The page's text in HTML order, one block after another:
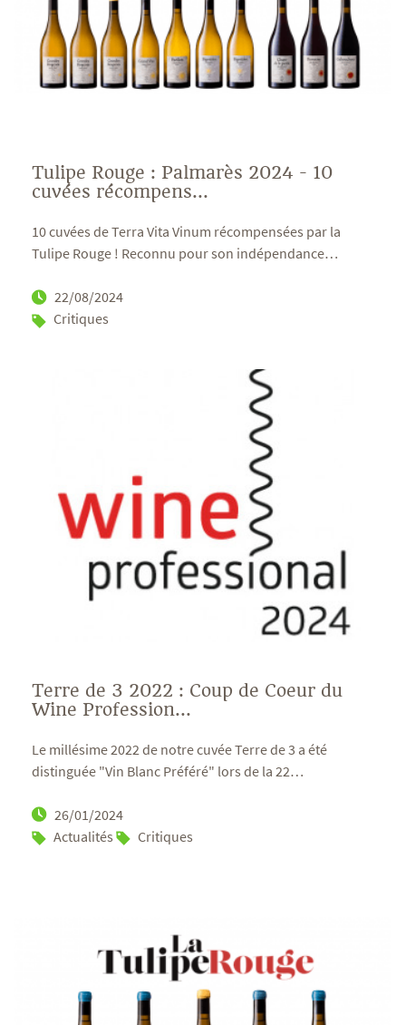
Tulipe Rouge : Palmarès 2024 - 10
cuvées récompens...
10 cuvées de Terra Vita Vinum récompensées par la
Tulipe Rouge ! Reconnu pour son indépendance…
22/08/2024
Critiques
Terre de 3 2022 : Coup de Coeur du
Wine Profession...
Le millésime 2022 de notre cuvée Terre de 3 a été
distinguée "Vin Blanc Préféré" lors de la 22…
26/01/2024
Actualités
Critiques